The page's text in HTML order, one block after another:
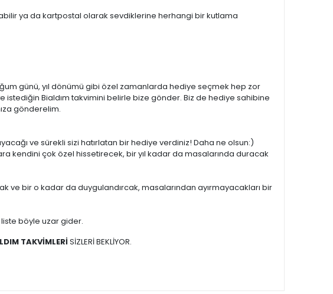
ya da kartpostal olarak sevdiklerine herhangi bir kutlama
günü, yıl dönümü gibi özel zamanlarda hediye seçmek hep zor
Bialdım takvimini belirle bize gönder. Biz de hediye sahibine
gönderelim.
ve sürekli sizi hatırlatan bir hediye verdiniz! Daha ne olsun:)
kendini çok özel hissetirecek, bir yıl kadar da masalarında duracak
ve bir o kadar da duygulandırcak, masalarından ayırmayacakları bir
böyle uzar gider.
TAKVİMLERİ SİZLERİ BEKLİYOR.